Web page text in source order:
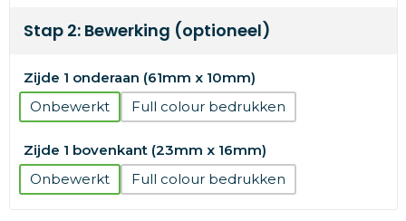
Stap 2: Bewerking (optioneel)
Zijde 1 onderaan (61mm x 10mm)
Onbewerkt
Full colour
Zijde 1 bovenkant (23mm x 16mm)
Onbewerkt
Full colour